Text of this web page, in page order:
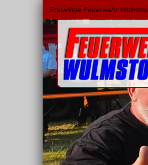
Freiwillige Feuerwehr